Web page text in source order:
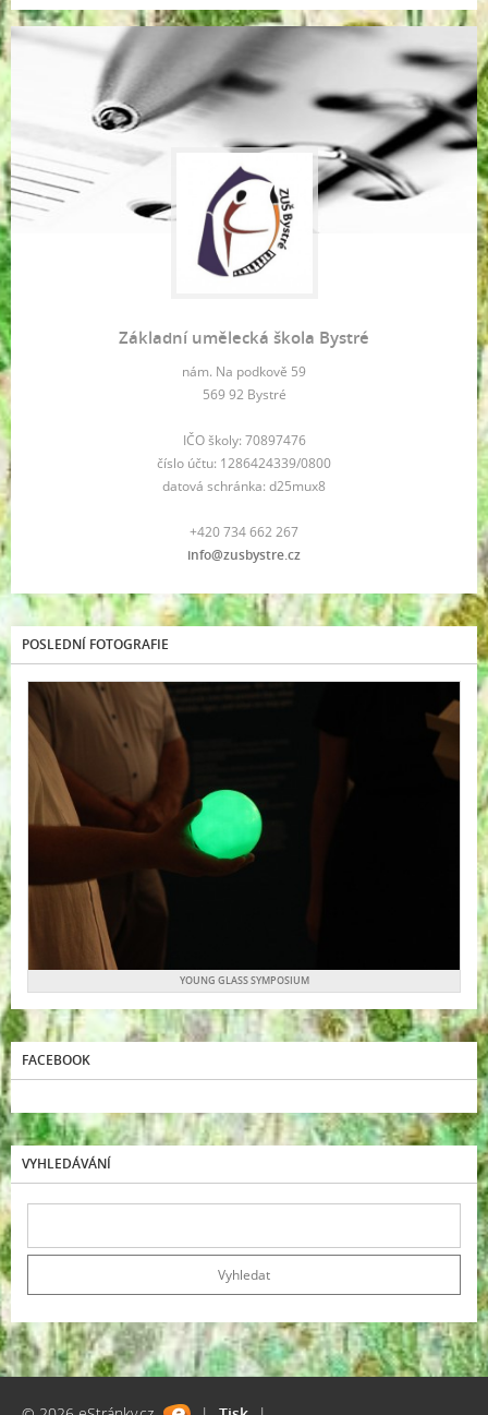
Základní umělecká škola Bystré
nám. Na podkově 59
569 92 Bystré
IČO školy: 70897476
číslo účtu: 1286424339/0800
datová schránka: d25mux8
+420 734 662 267
info@zusbystre.cz
POSLEDNÍ FOTOGRAFIE
YOUNG GLASS SYMPOSIUM
FACEBOOK
VYHLEDÁVÁNÍ